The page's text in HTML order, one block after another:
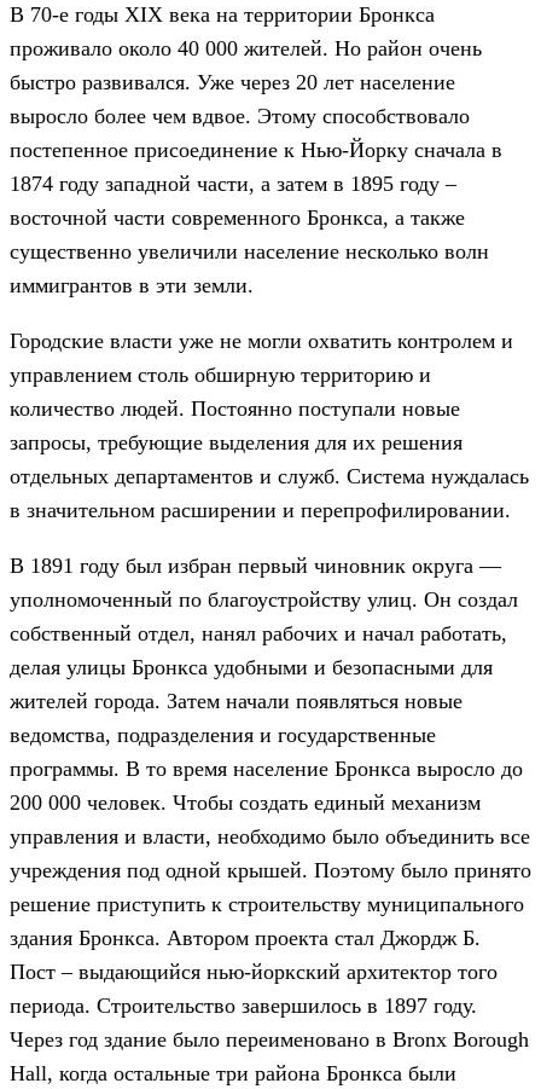
В 70-е годы XIX века на территории Бронкса
проживало около 40 000 жителей. Но район очень
быстро развивался. Уже через 20 лет население
выросло более чем вдвое. Этому способствовало
постепенное присоединение к Нью-Йорку сначала в
1874 году западной части, а затем в 1895 году –
восточной части современного Бронкса, а также
существенно увеличили население несколько волн
иммигрантов в эти земли.
Городские власти уже не могли охватить контролем и
управлением столь обширную территорию и
количество людей. Постоянно поступали новые
запросы, требующие выделения для их решения
отдельных департаментов и служб. Система нуждалась
в значительном расширении и перепрофилировании.
В 1891 году был избран первый чиновник округа —
уполномоченный по благоустройству улиц. Он создал
собственный отдел, нанял рабочих и начал работать,
делая улицы Бронкса удобными и безопасными для
жителей города. Затем начали появляться новые
ведомства, подразделения и государственные
программы. В то время население Бронкса выросло до
200 000 человек. Чтобы создать единый механизм
управления и власти, необходимо было объединить все
учреждения под одной крышей. Поэтому было принято
решение приступить к строительству муниципального
здания Бронкса. Автором проекта стал Джордж Б.
Пост – выдающийся нью-йоркский архитектор того
периода. Строительство завершилось в 1897 году.
Через год здание было переименовано в Bronx Borough
Hall, когда остальные три района Бронкса были